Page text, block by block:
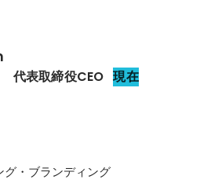
代表取締役CEO 現在
グ・ブランディング